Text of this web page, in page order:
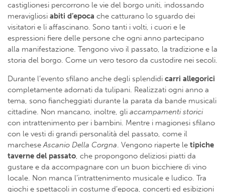
castiglionesi percorrono le vie del borgo uniti, indossando
meravigliosi abiti d’epoca che catturano lo sguardo dei
visitatori e li affascinano. Sono tanti i volti, i cuori e le
espressioni fiere delle persone che ogni anno partecipano
alla manifestazione. Tengono vivo il passato, la tradizione e la
storia del borgo. Come un vero tesoro da custodire nei secoli.
Durante l’evento sfilano anche degli splendidi carri allegorici
completamente adornati da tulipani. Realizzati ogni anno a
tema, sono fiancheggiati durante la parata da bande musicali
cittadine. Non mancano, inoltre, gli accampamenti storici
con intrattenimento per i bambini. Mentre i magionesi sfilano
con le vesti di grandi personalità del passato, come il
marcheseAscanio Della Corgna. Vengono riaperte le tipiche
taverne del passato, che propongono deliziosi piatti da
gustare e da accompagnare con un buon bicchiere di vino
locale. Non manca l’intrattenimento musicale e ludico. Tra
giochi e spettacoli in costume d’epoca, concerti ed esibizioni